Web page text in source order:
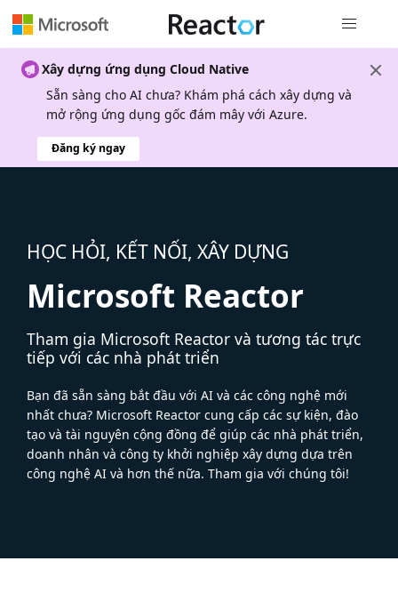
Xây dựng ứng dụng Cloud Native
Sẵn sàng cho AI chưa? Khám phá cách xây dựng và
mở rộng ứng dụng gốc đám mây với Azure.
Đăng ký ngay
HỌC HỎI, KẾT NỐI, XÂY DỰNG
Microsoft Reactor
Tham gia Microsoft Reactor và tương tác trực
tiếp với các nhà phát triển
Bạn đã sẵn sàng bắt đầu với AI và các công nghệ mới
nhất chưa? Microsoft Reactor cung cấp các sự kiện, đào
tạo và tài nguyên cộng đồng để giúp các nhà phát triển,
doanh nhân và công ty khởi nghiệp xây dựng dựa trên
công nghệ AI và hơn thế nữa. Tham gia với chúng tôi!